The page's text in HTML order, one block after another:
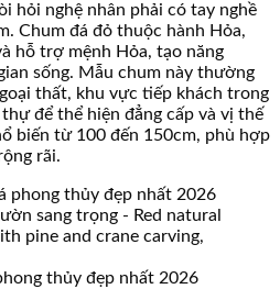
hỏi nghệ nhân phải có tay nghề
Chum đá đỏ thuộc hành Hỏa,
hỗ trợ mệnh Hỏa, tạo năng
sống. Mẫu chum này thường
thất, khu vực tiếp khách trong
để thể hiện đẳng cấp và vị thế
biến từ 100 đến 150cm, phù hợp
rãi.
thủy đẹp nhất 2026